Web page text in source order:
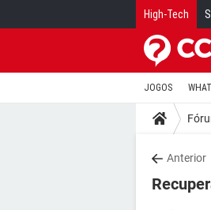
High-Tech
JOGOS
Anterior